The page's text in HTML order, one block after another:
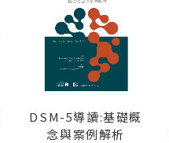
DSM-5導讀:基礎概
念與案例解析